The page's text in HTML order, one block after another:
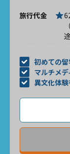
旅行代金
初めての
マルチメ
異文化体験